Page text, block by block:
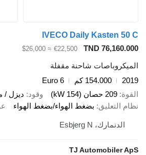
IVECO Daily Kasten
TND
€22,500
≈ $26,000
شاحنة مقفلة
154.000 كم
Euro 6
209 حصان (154 kW) وقود
ديزل / مازوت
التعليق بضغط الهواء/بضغط الهواء عدد
الدنمارك، Esbjerg N
TJ Automobiler